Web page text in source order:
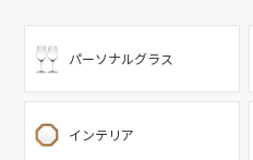
パーソナルグラス
インテリア